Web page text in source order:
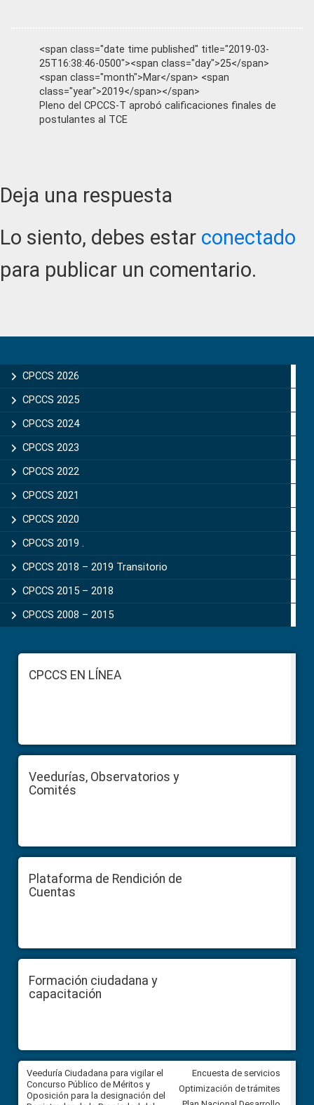
<span class="date time published" title="2019-03-
25T16:38:46-0500"><span class="day">25</span>
<span class="month">Mar</span> <span
class="year">2019</span></span>
Pleno del CPCCS-T aprobó calificaciones finales de
postulantes al TCE
Reader
Interactions
Deja una respuesta
Lo siento, debes estar conectado
para publicar un comentario.
Sidebar
CPCCS 2026
CPCCS 2025
CPCCS 2024
CPCCS 2023
CPCCS 2022
CPCCS 2021
CPCCS 2020
CPCCS 2019 .
CPCCS 2018 – 2019 Transitorio
CPCCS 2015 – 2018
CPCCS 2008 – 2015
FooterCPCCS EN LÍNEA
Veedurías, Observatorios y
Comités
Plataforma de Rendición de
Cuentas
Formación ciudadana y
capacitación
Veeduría Ciudadana para vigilar el
Concurso Público de Méritos y
Oposición para la designación del
Veeduría Ciudadana para
construcción del asfaltado de
diferentes barrios del sector
Encuesta de servicios
Optimización de trámites